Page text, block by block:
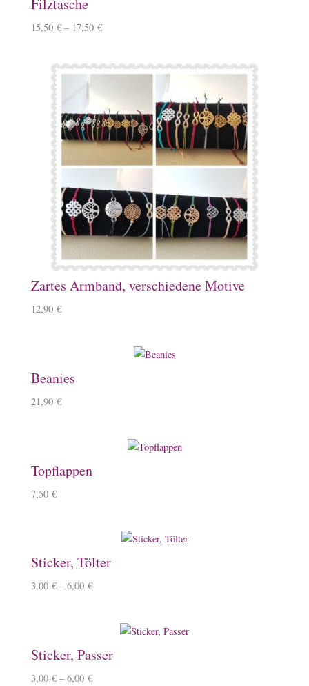
Filztasche
15,50 € – 17,50 €
Zartes Armband, verschiedene Motive
12,90 €
Beanies
21,90 €
Topflappen
7,50 €
Sticker, Tölter
3,00 € –6,00 €
Sticker, Passer
3,00 € –6,00 €